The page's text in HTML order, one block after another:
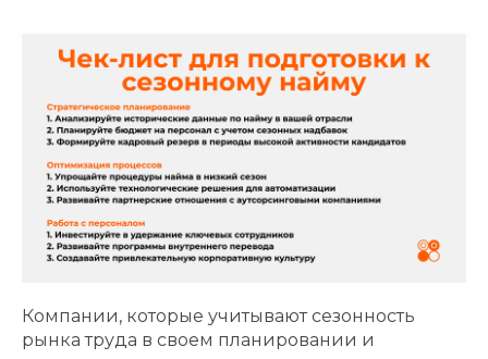
Компании, которые учитывают сезонность
рынка труда в своем планировании и